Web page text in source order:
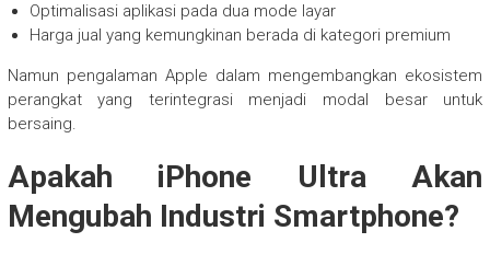
Optimalisasi aplikasi pada dua mode layar
Harga jual yang kemungkinan berada di kategori premium
Namun pengalaman Apple dalam mengembangkan ekosistem
perangkat yang terintegrasi menjadi modal besar untuk
bersaing.
Apakah iPhone Ultra Akan
Mengubah Industri Smartphone?